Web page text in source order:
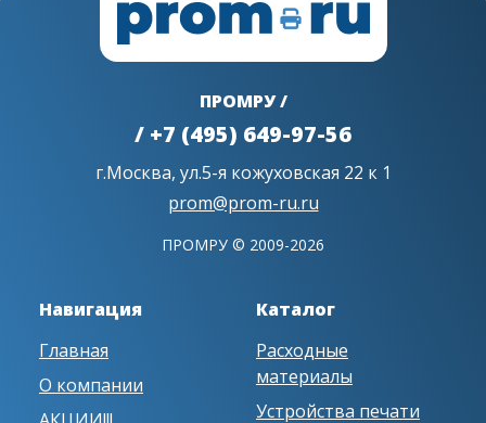
ПРОМРУ /
/ +7 (495) 649-97-56
г.Москва, ул.5-я кожуховская 22 к 1
prom@prom-ru.ru
ПРОМРУ © 2009-2026
Навигация
Главная
О компании
Каталог
Расходные
материалы
Устройства печати